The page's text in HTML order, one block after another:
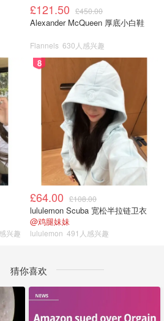
£121.50 £450.00
Alexander McQueen 厚底小白鞋
Flannels 630人感兴趣
兴趣
8
£64.00 £108.00
lululemon Scuba 宽松半拉链卫衣
@鸡腿妹妹
lululemon 491人感兴趣
猜你喜欢